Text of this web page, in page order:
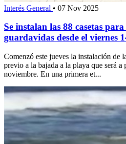
Interés General • 07 Nov 2025
Se instalan las 88 casetas
guardavidas desde el viernes
Comenzó este jueves la instalación de
previo a la bajada a la playa que será
noviembre. En una primera et...